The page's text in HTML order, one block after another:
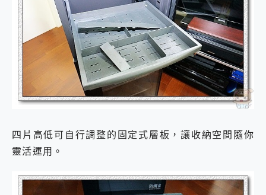
四片高低可自行調整的固定式層板，讓收納空間隨你
靈活運用。